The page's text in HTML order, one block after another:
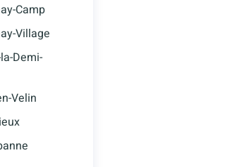
Camp
Village
Demi-
Velin